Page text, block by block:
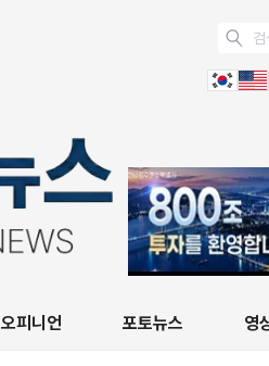
오피니언 포토뉴스 영